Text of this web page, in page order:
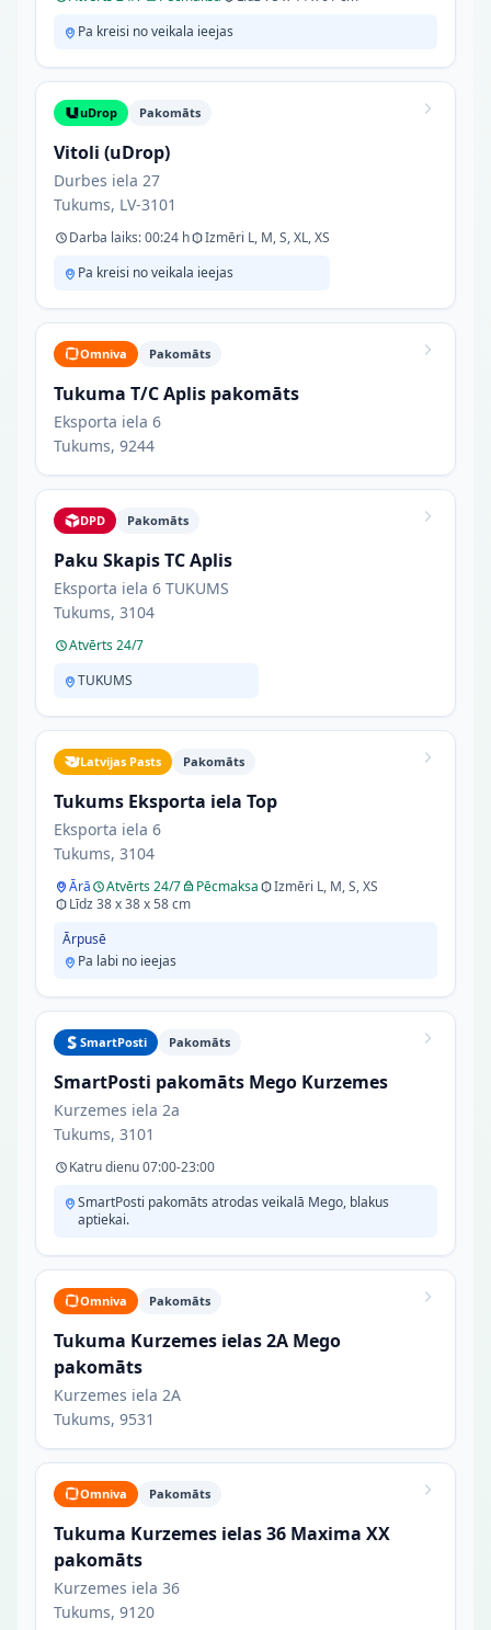
Pa kreisi no veikala ieejas
uDrop Pakomāts
Vitoli (uDrop)
Durbes iela 27
Tukums, LV-3101
Darba laiks: 00:24 h
Izmēri L, M, S, XL, XS
Pa kreisi no veikala ieejas
Omniva Pakomāts
Tukuma T/C Aplis pakomāts
Eksporta iela 6
Tukums, 9244
DPD Pakomāts
Paku Skapis TC Aplis
Eksporta iela 6 TUKUMS
Tukums, 3104
Atvērts 24/7
TUKUMS
Latvijas Pasts Pakomāts
Tukums Eksporta iela Top
Eksporta iela 6
Tukums, 3104
Ārā Atvērts 24/7 Pēcmaksa
Izmēri L, M, S, XS
Līdz 38 x 38 x 58 cm
Ārpusē
Pa labi no ieejas
SmartPosti Pakomāts
SmartPosti pakomāts Mego Kurzemes
Kurzemes iela 2a
Tukums, 3101
Katru dienu 07:00-23:00
SmartPosti pakomāts atrodas veikalā Mego, blakus
aptiekai.
Omniva Pakomāts
Tukuma Kurzemes ielas 2A Mego
pakomāts
Kurzemes iela 2A
Tukums, 9531
Omniva Pakomāts
Tukuma Kurzemes ielas 36 Maxima XX
pakomāts
Kurzemes iela 36
Tukums, 9120